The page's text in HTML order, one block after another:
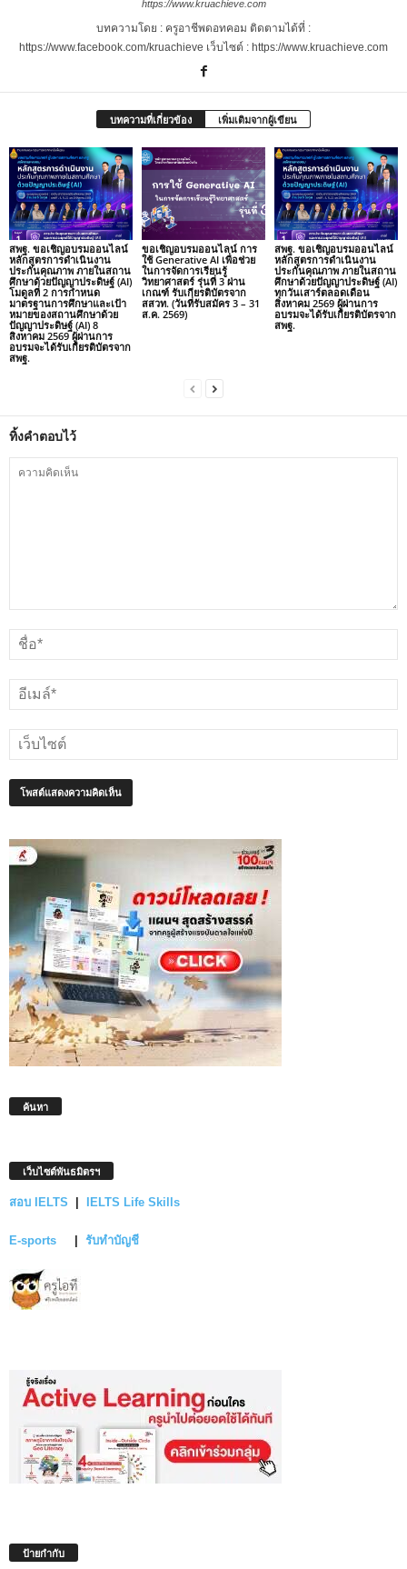
https://www.kruachieve.com
บทความโดย : ครูอาชีพดอทคอม ติดตามได้ที่ :
https://www.facebook.com/kruachieve เว็บไซต์ : https://www.kruachieve.com
บทความที่เกี่ยวข้อง เพิ่มเติมจากผู้เขียน
สพฐ. ขอเชิญอบรมออนไลน์
หลักสูตรการดำเนินงาน
ประกันคุณภาพ ภายในสถาน
ศึกษาด้วยปัญญาประดิษฐ์ (AI)
โมดูลที่ 2 การกำหนด
มาตรฐานการศึกษาและเป้า
หมายของสถานศึกษาด้วย
ปัญญาประดิษฐ์ (AI) 8
สิงหาคม 2569 ผู้ผ่านการ
อบรมจะได้รับเกียรติบัตรจาก
สพฐ.
ขอเชิญอบรมออนไลน์ การ
ใช้ Generative AI เพื่อช่วย
ในการจัดการเรียนรู้
วิทยาศาสตร์ รุ่นที่ 3 ผ่าน
เกณฑ์ รับเกียรติบัตรจาก
สสวท. (วันที่รับสมัคร 3 – 31
ส.ค. 2569)
สพฐ. ขอเชิญอบรมออนไลน์
หลักสูตรการดำเนินงาน
ประกันคุณภาพ ภายในสถาน
ศึกษาด้วยปัญญาประดิษฐ์ (AI)
ทุกวันเสาร์ตลอดเดือน
สิงหาคม 2569 ผู้ผ่านการ
อบรมจะได้รับเกียรติบัตรจาก
สพฐ.
ทิ้งคำตอบไว้
ค้นหา
เว็บไซต์พันธมิตรฯ
สอบ IELTS IELTS Life Skills
E-sports รับทำบัญชี
ป้ายกำกับ